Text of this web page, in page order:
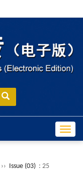
›› Issue (03) : 25